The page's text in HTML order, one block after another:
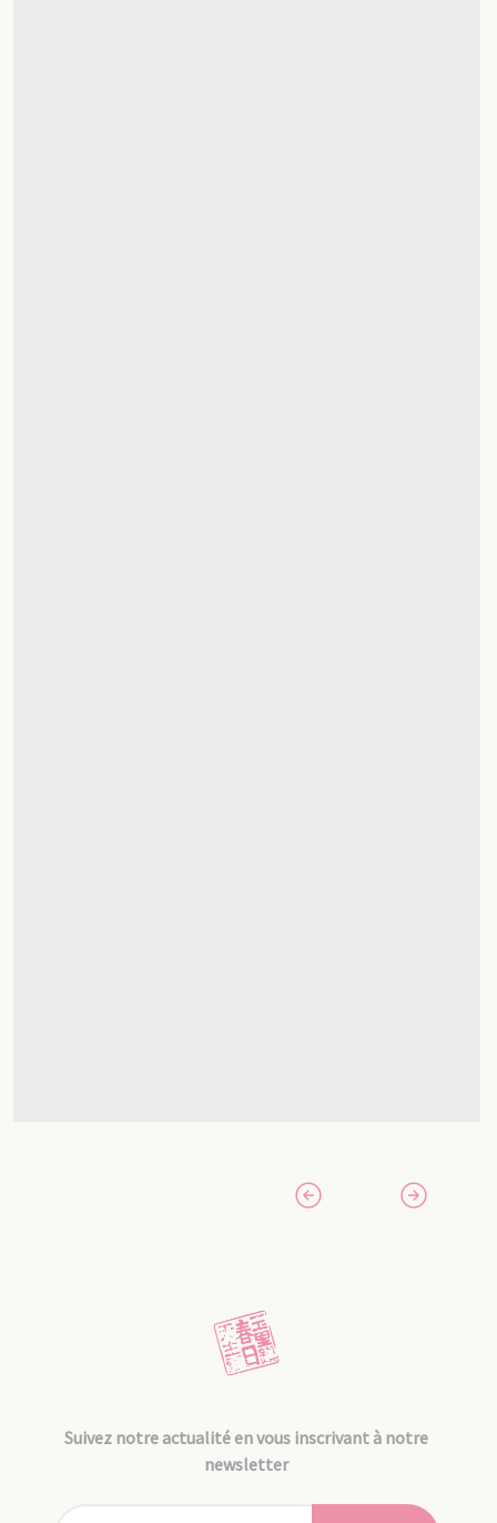
Suivez notre actualité en vous inscrivant à notre
newsletter